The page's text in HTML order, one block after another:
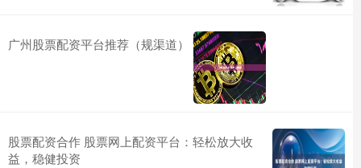
广州股票配资平台推荐（规渠道）
股票配资合作 股票网上配资平台：轻松放大收
益，稳健投资